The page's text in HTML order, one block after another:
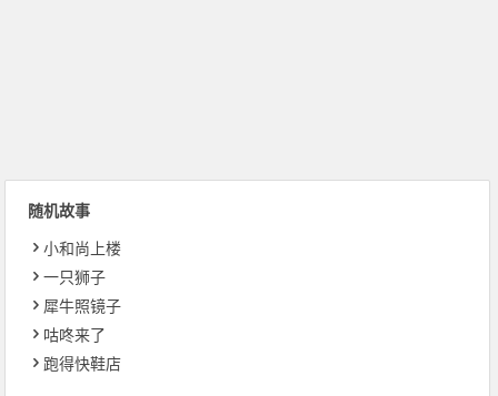
随机故事
小和尚上楼
一只狮子
犀牛照镜子
咕咚来了
跑得快鞋店